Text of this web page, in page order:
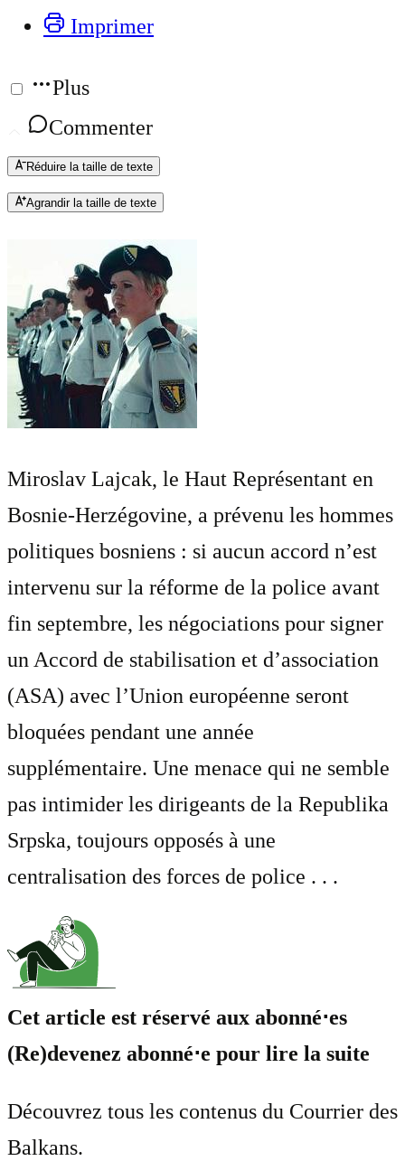
Imprimer
Plus
Commenter
Réduire la taille de texte
Agrandir la taille de texte
Miroslav Lajcak, le Haut Représentant en
Bosnie-Herzégovine, a prévenu les hommes
politiques bosniens : si aucun accord n’est
intervenu sur la réforme de la police avant
fin septembre, les négociations pour signer
un Accord de stabilisation et d’association
(ASA) avec l’Union européenne seront
bloquées pendant une année
supplémentaire. Une menace qui ne semble
pas intimider les dirigeants de la Republika
Srpska, toujours opposés à une
centralisation des forces de police . . .
Cet article est réservé aux abonné⋅es
(Re)devenez abonné⋅e pour lire la suite
Découvrez tous les contenus du Courrier des
Balkans.